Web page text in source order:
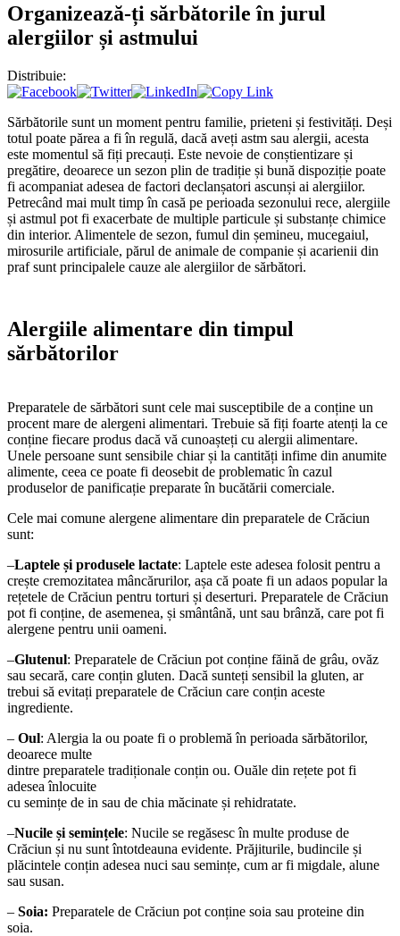
Organizează-ți sărbătorile în jurul
alergiilor și astmului
Distribuie:
Sărbătorile sunt un moment pentru familie, prieteni și festivități. Deși
totul poate părea a fi în regulă, dacă aveți astm sau alergii, acesta
este momentul să fiți precauți. Este nevoie de conștientizare și
pregătire, deoarece un sezon plin de tradiție și bună dispoziție poate
fi acompaniat adesea de factori declanșatori ascunși ai alergiilor.
Petrecând mai mult timp în casă pe perioada sezonului rece, alergiile
și astmul pot fi exacerbate de multiple particule și substanțe chimice
din interior. Alimentele de sezon, fumul din șemineu, mucegaiul,
mirosurile artificiale, părul de animale de companie și acarienii din
praf sunt principalele cauze ale alergiilor de sărbători.
Alergiile alimentare din timpul
sărbătorilor
Preparatele de sărbători sunt cele mai susceptibile de a conține un
procent mare de alergeni alimentari. Trebuie să fiți foarte atenți la ce
conține fiecare produs dacă vă cunoașteți cu alergii alimentare.
Unele persoane sunt sensibile chiar și la cantități infime din anumite
alimente, ceea ce poate fi deosebit de problematic în cazul
produselor de panificație preparate în bucătării comerciale.
Cele mai comune alergene alimentare din preparatele de Crăciun
sunt:
–Laptele și produsele lactate: Laptele este adesea folosit pentru a
crește cremozitatea mâncărurilor, așa că poate fi un adaos popular la
rețetele de Crăciun pentru torturi și deserturi. Preparatele de Crăciun
pot fi conține, de asemenea, și smântână, unt sau brânză, care pot fi
alergene pentru unii oameni.
–Glutenul: Preparatele de Crăciun pot conține făină de grâu, ovăz
sau secară, care conțin gluten. Dacă sunteți sensibil la gluten, ar
trebui să evitați preparatele de Crăciun care conțin aceste
ingrediente.
– Oul: Alergia la ou poate fi o problemă în perioada sărbătorilor,
deoarece multe
dintre preparatele tradiționale conțin ou. Ouăle din rețete pot fi
adesea înlocuite
cu semințe de in sau de chia măcinate și rehidratate.
–Nucile și semințele: Nucile se regăsesc în multe produse de
Crăciun și nu sunt întotdeauna evidente. Prăjiturile, budincile și
plăcintele conțin adesea nuci sau semințe, cum ar fi migdale, alune
sau susan.
– Soia: Preparatele de Crăciun pot conține soia sau proteine din
soia.